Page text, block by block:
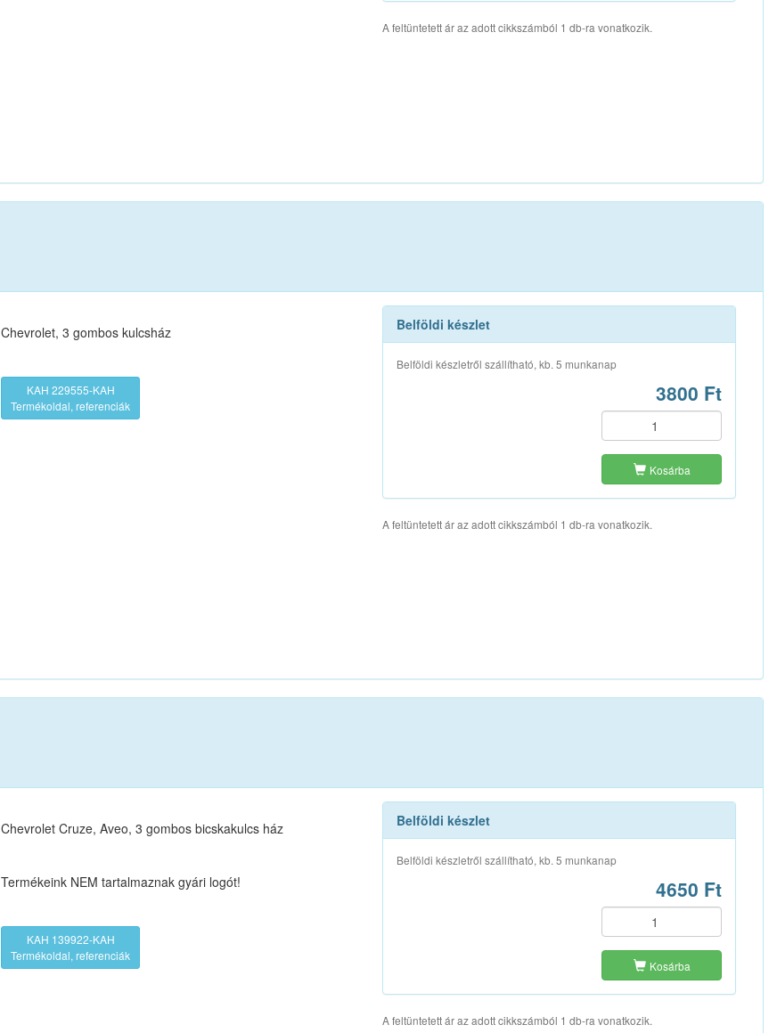
A feltüntetett ár az adott cikkszámból 1 db-ra vonatkozik.
Chevrolet, 3 gombos kulcsház
KAH 229555-KAH
Termékoldal, referenciák
Belföldi készlet
Belföldi készletről szállítható, kb. 5 munkanap
3800 Ft
Kosárba
A feltüntetett ár az adott cikkszámból 1 db-ra vonatkozik.
Chevrolet Cruze, Aveo, 3 gombos bicskakulcs ház
Termékeink NEM tartalmaznak gyári logót!
KAH 139922-KAH
Termékoldal, referenciák
Belföldi készlet
Belföldi készletről szállítható, kb. 5 munkanap
4650 Ft
Kosárba
A feltüntetett ár az adott cikkszámból 1 db-ra vonatkozik.